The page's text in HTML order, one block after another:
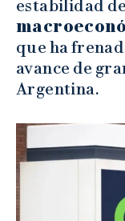
estabilidad
que ha
avance de
Argentina.